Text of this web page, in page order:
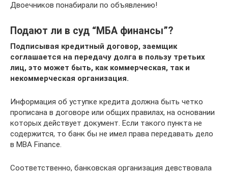
Двоечников понабирали по объявлению!
Подают ли в суд “МБА финансы”?
Подписывая кредитный договор, заемщик
соглашается на передачу долга в пользу третьих
лиц, это может быть, как коммерческая, так и
некоммерческая организация.
Информация об уступке кредита должна быть четко
прописана в договоре или общих правилах, на основании
которых действует документ. Если такого пункта не
содержится, то банк бы не имел права передавать дело
в MBA Finance.
Соответственно, банковская организация девствовала